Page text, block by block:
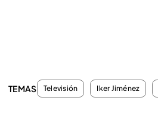
TEMAS Televisión Iker Jiménez